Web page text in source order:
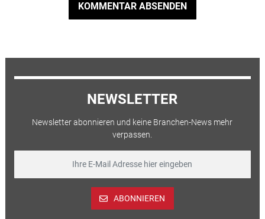
KOMMENTAR ABSENDEN
NEWSLETTER
Newsletter abonnieren und keine Branchen-News mehr
verpassen.
ABONNIEREN